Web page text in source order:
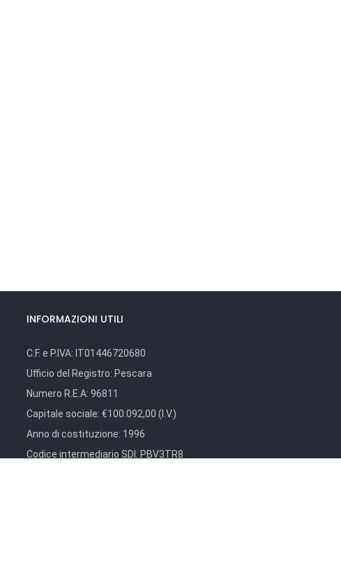
INFORMAZIONI UTILI
C.F. e P.IVA: IT01446720680
Ufficio del Registro: Pescara
Numero R.E.A: 96811
Capitale sociale: €100.092,00 (I.V.)
Anno di costituzione: 1996
Codice intermediario SDI: PBV3TR8